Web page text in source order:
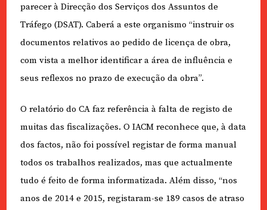
parecer à Direcção dos Serviços dos Assuntos de
Tráfego (DSAT). Caberá a este organismo “instruir os
documentos relativos ao pedido de licença de obra,
com vista a melhor identificar a área de influência e
seus reflexos no prazo de execução da obra”.
O relatório do CA faz referência à falta de registo de
muitas das fiscalizações. O IACM reconhece que, à data
dos factos, não foi possível registar de forma manual
todos os trabalhos realizados, mas que actualmente
tudo é feito de forma informatizada. Além disso, “nos
anos de 2014 e 2015, registaram-se 189 casos de atraso